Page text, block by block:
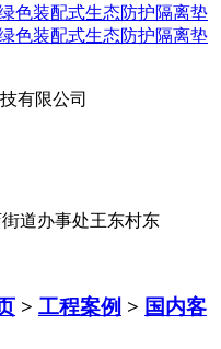
色装配式生态防护隔离垫
色装配式生态防护隔离垫
有限公司
街道办事处王东村东
> 工程案例 > 国内客